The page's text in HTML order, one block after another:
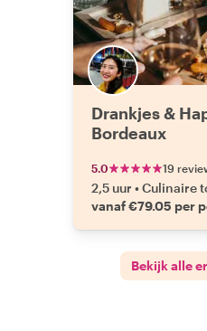
Drankjes &
Bordeaux
5.0 19
2,5 uur •Culinaire
vanaf €79.05 per
Bekijk alle